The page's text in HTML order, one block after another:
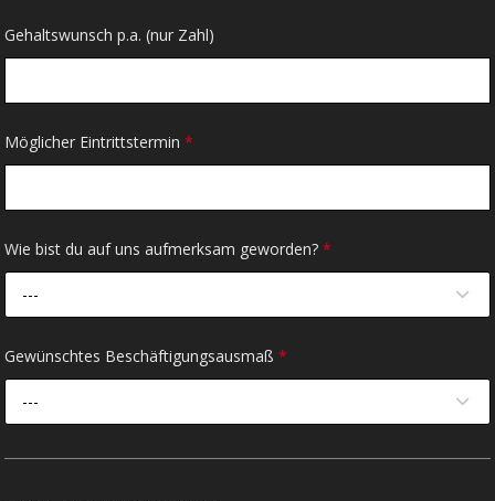
Gehaltswunsch p.a. (nur Zahl)
Möglicher Eintrittstermin*
Wie bist du auf uns aufmerksam geworden?*
---
Gewünschtes Beschäftigungsausmaß*
---